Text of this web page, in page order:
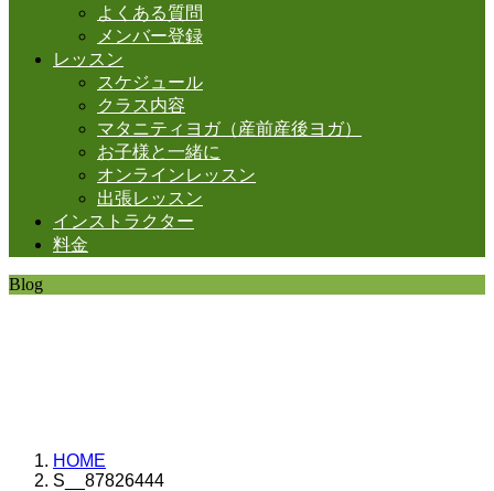
よくある質問
メンバー登録
レッスン
スケジュール
クラス内容
マタニティヨガ（産前産後ヨガ）
お子様と一緒に
オンラインレッスン
出張レッスン
インストラクター
料金
Blog
HOME
S__87826444